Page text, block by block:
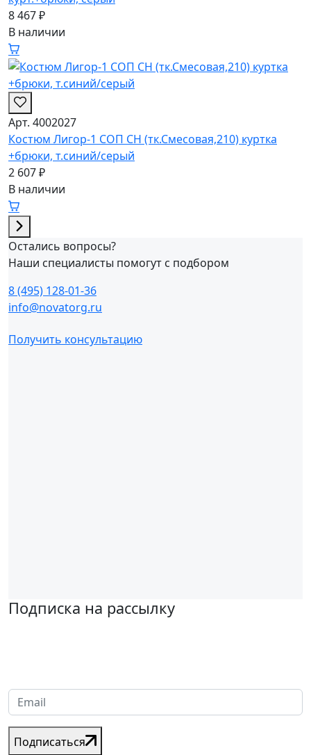
8 467 ₽
В наличии
Арт. 4002027
Костюм Лигор-1 СОП CH (тк.Смесовая,210) куртка
+брюки, т.синий/серый
2 607 ₽
В наличии
Остались вопросы?
Наши специалисты помогут с подбором
8 (495) 128-01-36
info@novatorg.ru
Получить консультацию
Подписка на рассылку
Подписаться